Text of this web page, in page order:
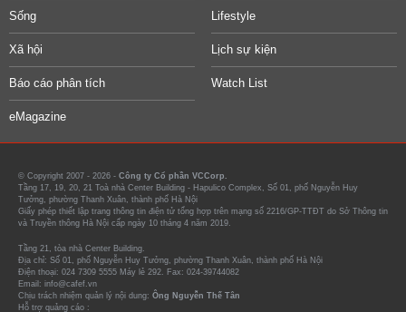
Sống Lifestyle
Xã hội Lịch sự kiện
Báo cáo phân tích Watch List
eMagazine
© Copyright 2007 - 2026 - Công ty Cổ phần VCCorp.
Tầng 17, 19, 20, 21 Toà nhà Center Building - Hapulico Complex, Số 01, phố Nguyễn Huy
Tưởng, phường Thanh Xuân, thành phố Hà Nội
Giấy phép thiết lập trang thông tin điện tử tổng hợp trên mạng số 2216/GP-TTĐT do Sở Thông tin
và Truyền thông Hà Nội cấp ngày 10 tháng 4 năm 2019.
Tầng 21, tòa nhà Center Building.
Địa chỉ: Số 01, phố Nguyễn Huy Tưởng, phường Thanh Xuân, thành phố Hà Nội
Điện thoại: 024 7309 5555 Máy lẻ 292. Fax: 024-39744082
Email: info@cafef.vn
Chịu trách nhiệm quản lý nội dung: Ông Nguyễn Thế Tân
Hỗ trợ quảng cáo :